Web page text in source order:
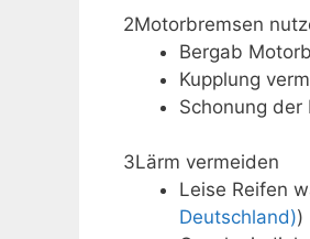
2Motorbremsen
Bergab
Kupplung
Schonung
3Lärm vermeiden
Leise Reifen
Deutschland))